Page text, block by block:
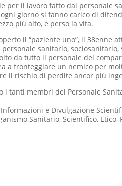
il lavoro fatto dal personale
giorno si fanno carico di
più alto, e perso la vita.
il “paziente uno”, il 38enne
sanitario,
da tutto il personale del
a fronteggiare un nemico per
il rischio di perdite ancor più
tanti membri del Personale
e Divulgazione
Sanitario, Scientifico, Etico,